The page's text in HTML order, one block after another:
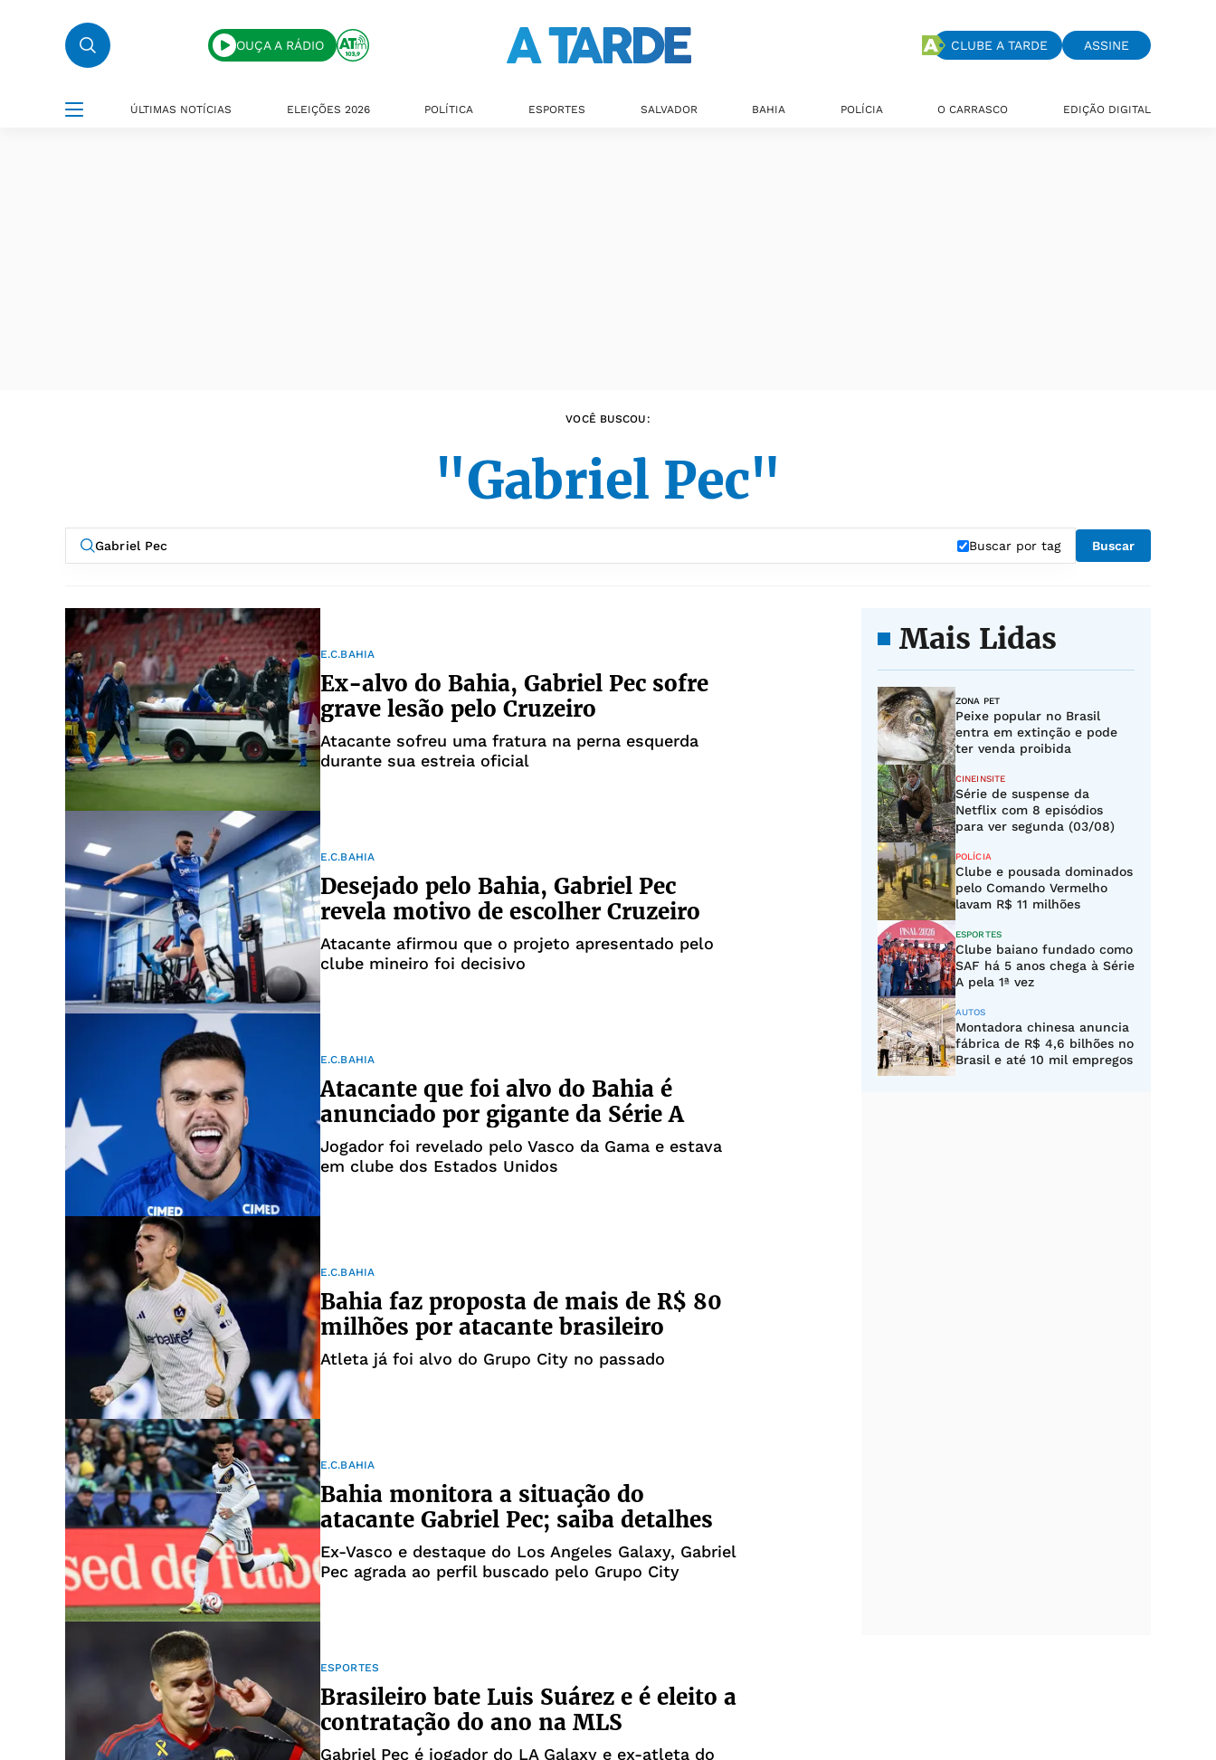
OUÇA A RÁDIO CLUBE A TARDE ASSINE
ÚLTIMAS NOTÍCIAS ELEIÇÕES 2026 POLÍTICA ESPORTES SALVADOR BAHIA POLÍCIA O CARRASCO EDIÇÃO DIGITAL
VOCÊ BUSCOU:
"Gabriel Pec"
Buscar por tag Buscar
E.C.BAHIA
Ex-alvo do Bahia, Gabriel Pec sofre
grave lesão pelo Cruzeiro
Atacante sofreu uma fratura na perna esquerda
durante sua estreia oficial
E.C.BAHIA
Desejado pelo Bahia, Gabriel Pec
revela motivo de escolher Cruzeiro
Atacante afirmou que o projeto apresentado pelo
clube mineiro foi decisivo
E.C.BAHIA
Atacante que foi alvo do Bahia é
anunciado por gigante da Série A
Jogador foi revelado pelo Vasco da Gama e estava
em clube dos Estados Unidos
E.C.BAHIA
Bahia faz proposta de mais de R$ 80
milhões por atacante brasileiro
Atleta já foi alvo do Grupo City no passado
E.C.BAHIA
Bahia monitora a situação do
atacante Gabriel Pec; saiba detalhes
Ex-Vasco e destaque do Los Angeles Galaxy, Gabriel
Pec agrada ao perfil buscado pelo Grupo City
ESPORTES
Brasileiro bate Luis Suárez e é eleito a
contratação do ano na MLS
Gabriel Pec é jogador do LA Galaxy e ex-atleta do
Mais Lidas
ZONA PET
Peixe popular no Brasil
entra em extinção e pode
ter venda proibida
CINEINSITE
Série de suspense da
Netflix com 8 episódios
para ver segunda (03/08)
POLÍCIA
Clube e pousada dominados
pelo Comando Vermelho
lavam R$ 11 milhões
ESPORTES
Clube baiano fundado como
SAF há 5 anos chega à Série
A pela 1ª vez
AUTOS
Montadora chinesa anuncia
fábrica de R$ 4,6 bilhões no
Brasil e até 10 mil empregos